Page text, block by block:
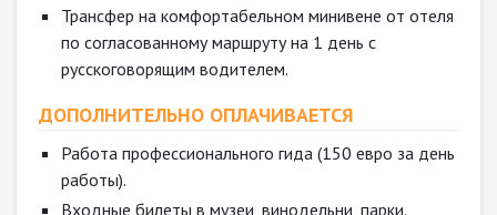
Трансфер на комфортабельном минивене от отеля
по согласованному маршруту на 1 день с
русскоговорящим водителем.
ДОПОЛНИТЕЛЬНО ОПЛАЧИВАЕТСЯ
Работа профессионального гида (150 евро за день
работы).
Входные билеты в музеи, винодельни, парки.